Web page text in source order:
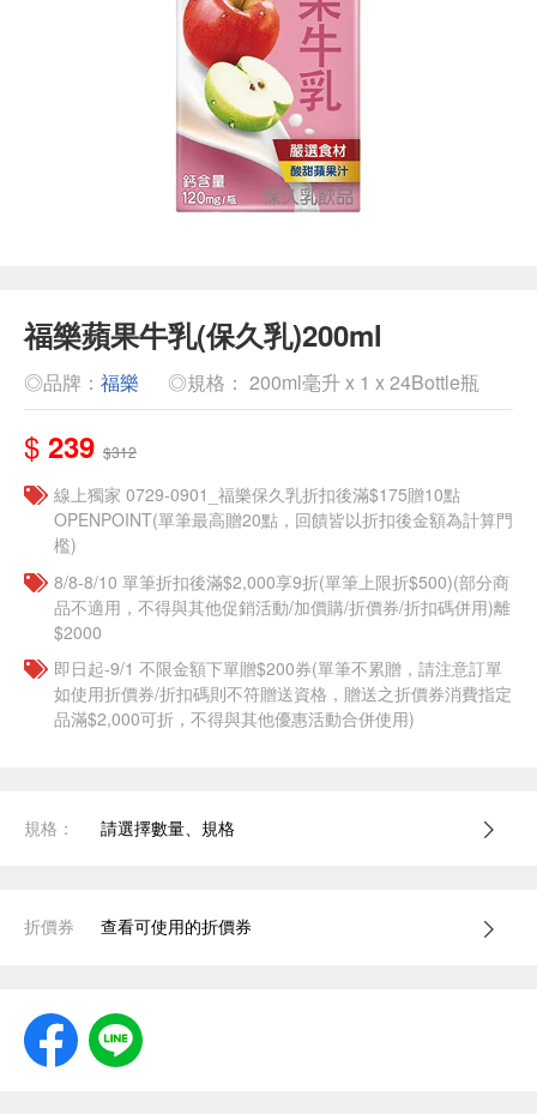
福樂蘋果牛乳(保久乳)200ml
◎品牌： 福樂 ◎規格： 200ml毫升 x 1 x 24Bottle瓶
$ 239 $312
線上獨家 0729-0901_福樂保久乳折扣後滿$175贈10點
OPENPOINT(單筆最高贈20點，回饋皆以折扣後金額為計算門
檻)
8/8-8/10 單筆折扣後滿$2,000享9折(單筆上限折$500)(部分商
品不適用，不得與其他促銷活動/加價購/折價券/折扣碼併用)離
$2000
即日起-9/1 不限金額下單贈$200券(單筆不累贈，請注意訂單
如使用折價券/折扣碼則不符贈送資格，贈送之折價券消費指定
品滿$2,000可折，不得與其他優惠活動合併使用)
規格： 請選擇數量、規格
折價券 查看可使用的折價券